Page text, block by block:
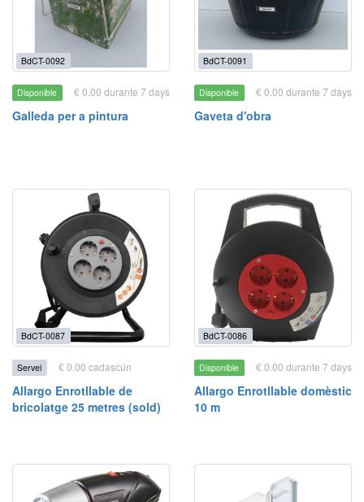
BdCT-0092
Disponible € 0.00 durante 7 days
Galleda per a pintura
BdCT-0091
Disponible € 0.00 durante 7 days
Gaveta d'obra
BdCT-0087
Servei € 0.00 cadascún
Allargo Enrotllable de
bricolatge 25 metres (sold)
BdCT-0086
Disponible € 0.00 durante 7 days
Allargo Enrotllable domèstic
10 m